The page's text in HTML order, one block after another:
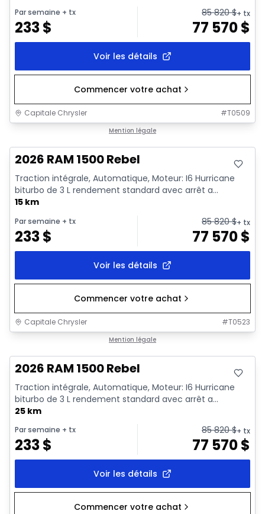
Par semaine + tx
233$
85 820$+ tx
77 570$
Voir les détails
Commencer votre achat
Capitale Chrysler #T0509
Mention légale
2026 RAM 1500 Rebel
Traction intégrale, Automatique, Moteur: I6 Hurricane
biturbo de 3 L rendement standard avec arrêt a...
15 km
Par semaine + tx
233$
85 820$+ tx
77 570$
Voir les détails
Commencer votre achat
Capitale Chrysler #T0523
Mention légale
2026 RAM 1500 Rebel
Traction intégrale, Automatique, Moteur: I6 Hurricane
biturbo de 3 L rendement standard avec arrêt a...
25 km
Par semaine + tx
233$
85 820$+ tx
77 570$
Voir les détails
Commencer votre achat